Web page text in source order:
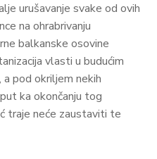
urušavanje svake od ovih
na ohrabrivanju
balkanske osovine
vlasti u budućim
a pod okriljem nekih
ka okončanju tog
traje neće zaustaviti te